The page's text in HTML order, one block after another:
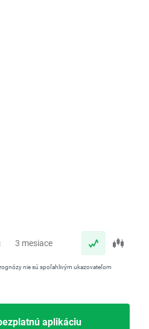
3 mesiace
nie sú spoľahlivým ukazovateľom
aplikáciu